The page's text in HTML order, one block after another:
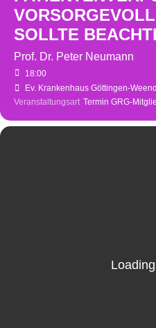
SOLLTE
Prof. Dr. Peter Neumann
18:00
Ev. Krankenhaus Göttingen-
Veranstaltungsart Termin GRG-